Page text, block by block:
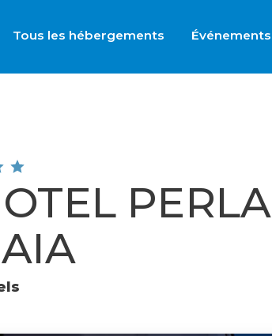
Tous les hébergements Événements
PERLA